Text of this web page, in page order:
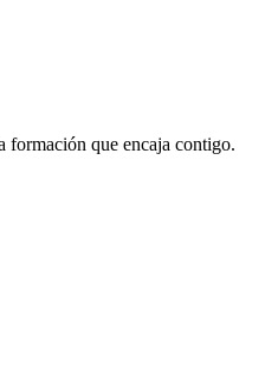
formación que encaja contigo.